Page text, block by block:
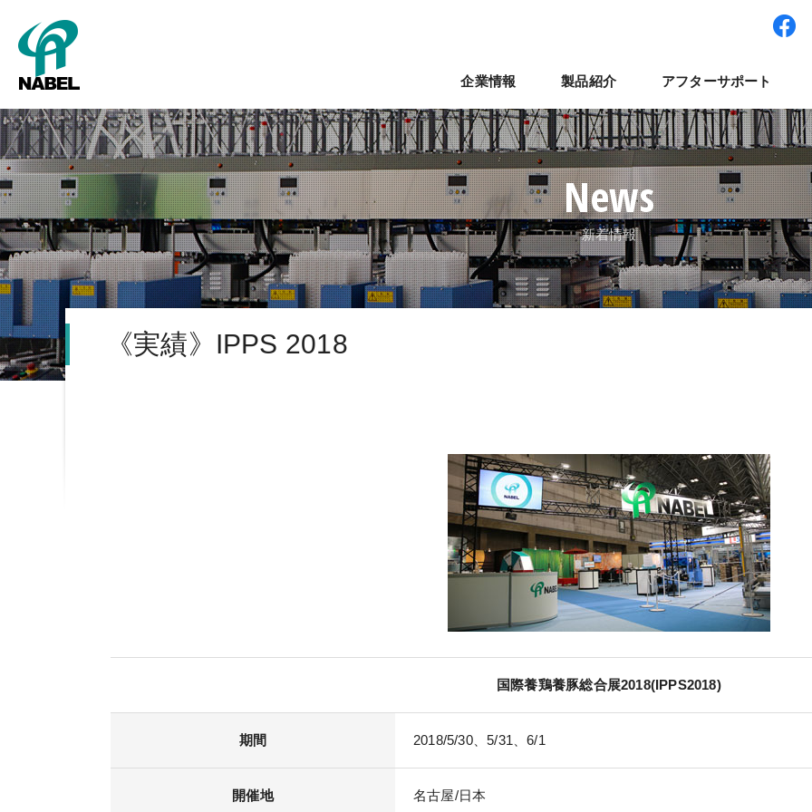
企業情報
会社概要 経営理念 拠点紹介 世界展開 ナベルネットワーク
製品紹介
SMART Cube パッキング グレーディング タワー型システム 検査装置 集卵装置 パレット輸送システ
アフターサポート
コラム
新卒採用 キャリア採用 パート・アルバイト採用 社員インタビュー よくある質
News
新着情報
《実績》IPPS 2018
国際養鶏養豚総合展2018(IPPS2018)
期間 2018/5/30、5/31、6/1
開催地 名古屋/日本